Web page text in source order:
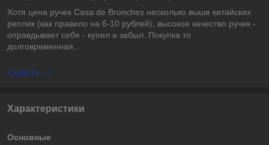
Хотя цена ручек Casa de Bronches несколько выше китайских
реплик (как правило на 6-10 рублей), высокое качество ручек -
оправдывает себя - купил и забыл. Покупка то
долговременная...
Скрыть
Характеристики
Основные